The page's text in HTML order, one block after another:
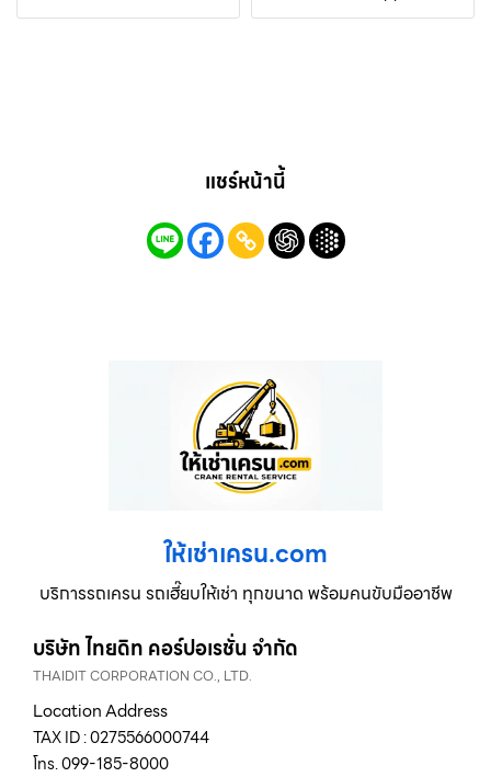
แชร์หน้านี้
ให้เช่าเครน.com
บริการรถเครน รถเฮี๊ยบให้เช่า ทุกขนาด พร้อมคนขับมืออาชีพ
บริษัท ไทยดิท คอร์ปอเรชั่น จำกัด
THAIDIT CORPORATION CO., LTD.
Location Address
TAX ID : 0275566000744
โทร. 099-185-8000